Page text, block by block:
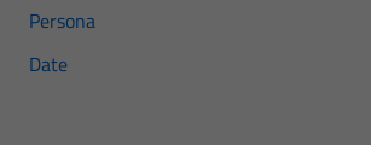
Persona
Date